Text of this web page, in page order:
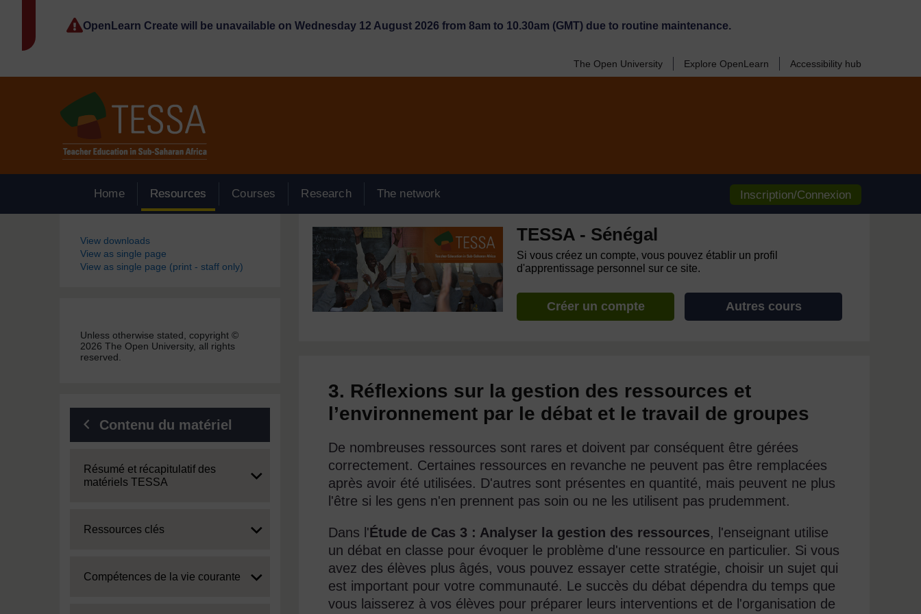
OpenLearn Create will be unavailable on Wednesday 12 August 2026 from 8am to 10.30am (GMT) due to routine maintenance.
The Open University Explore OpenLearn Accessibility hub
Home Resources Courses Research The network Inscription/Connexion
Blocs
View downloads
View as single page
View as single page (print - staff only)
Unless otherwise stated, copyright ©
2026 The Open University, all rights
reserved.
Contenu du matériel
Expand
Résumé et récapitulatif des
matériels TESSA
Expand
Ressources clés
Expand
Compétences de la vie courante
TESSA - Sénégal
Si vous créez un compte, vous pouvez établir un profil
d'apprentissage personnel sur ce site.
Créer un compte Autres cours
3. Réflexions sur la gestion des ressources et
l’environnement par le débat et le travail de groupes
De nombreuses ressources sont rares et doivent par conséquent être gérées
correctement. Certaines ressources en revanche ne peuvent pas être remplacées
après avoir été utilisées. D'autres sont présentes en quantité, mais peuvent ne plus
l'être si les gens n'en prennent pas soin ou ne les utilisent pas prudemment.
Dans l'Étude de Cas 3 : Analyser la gestion des ressources, l'enseignant utilise
un débat en classe pour évoquer le problème d'une ressource en particulier. Si vous
avez des élèves plus âgés, vous pouvez essayer cette stratégie, choisir un sujet qui
est important pour votre communauté. Le succès du débat dépendra du temps que
vous laisserez à vos élèves pour préparer leurs interventions et de l'organisation de